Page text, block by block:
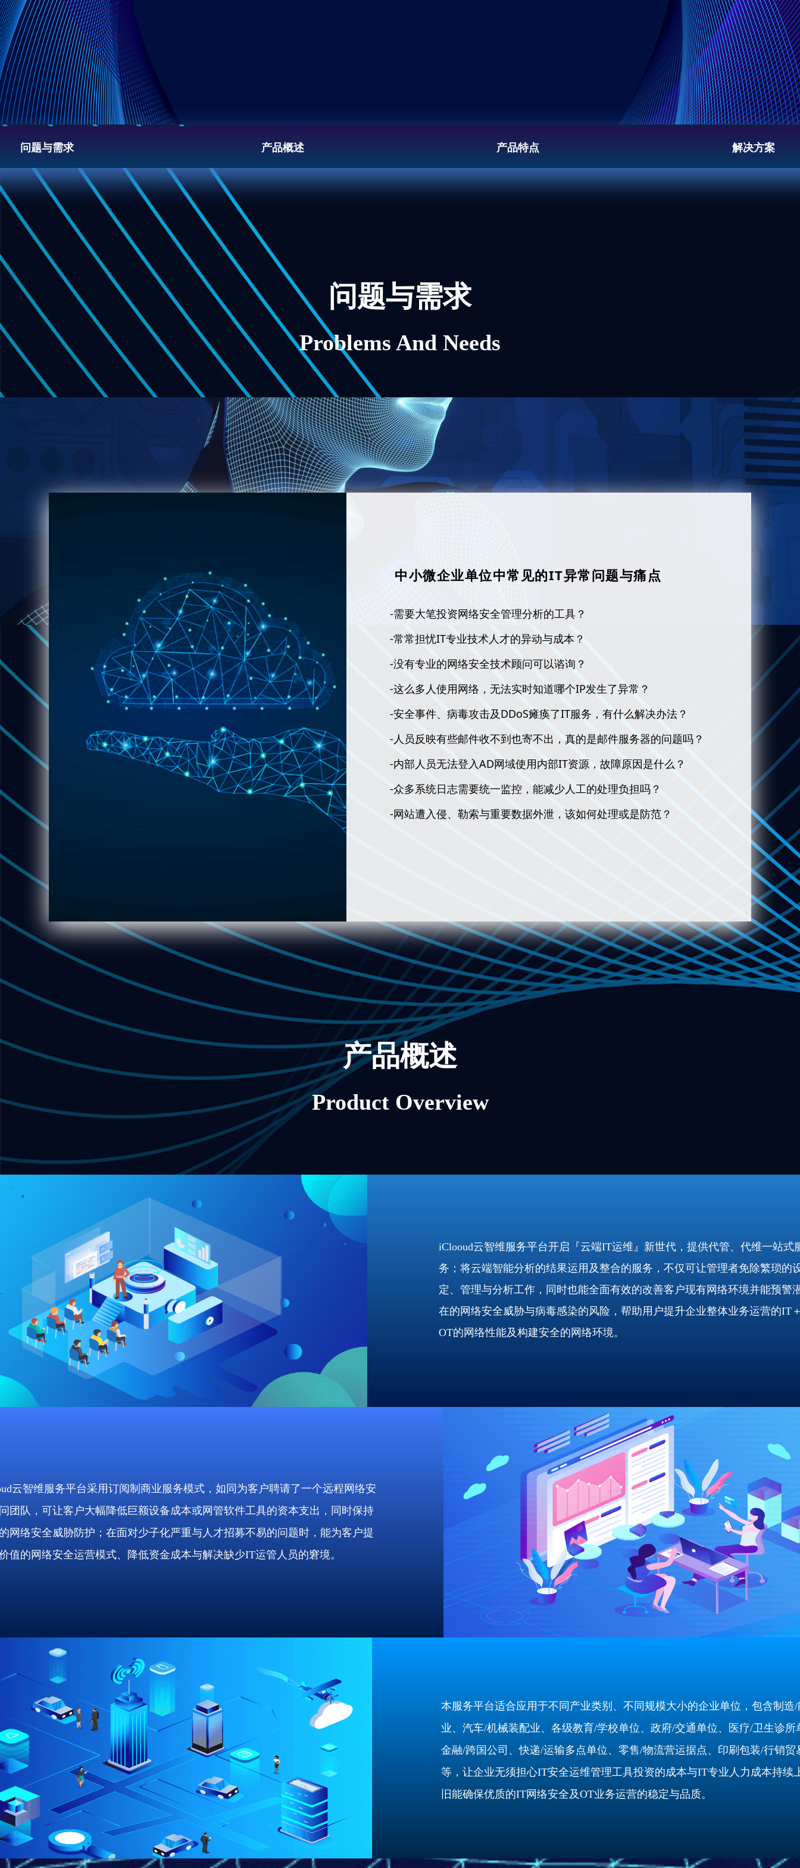
iClooud云智维服务平台开启『云端IT运维』新世代，提供代管、代维一站式
务；将云端智能分析的结果运用及整合的服务，不仅可让管理者免除繁琐的
定、管理与分析工作，同时也能全面有效的改善客户现有网络环境并能预警
在的网络安全威胁与病毒感染的风险，帮助用户提升企业整体业务运营的IT
OT的网络性能及构建安全的网络环境。
云智维服务平台采用订阅制商业服务模式，如同为客户聘请了一个远程网络安
团队，可让客户大幅降低巨额设备成本或网管软件工具的资本支出，同时保持
网络安全威胁防护；在面对少子化严重与人才招募不易的问题时，能为客户提
值的网络安全运营模式、降低资金成本与解决缺少IT运管人员的窘境。
本服务平台适合应用于不同产业类别、不同规模大小的企业单位，包含制造/
业、汽车/机械装配业、各级教育/学校单位、政府/交通单位、医疗/卫生诊所
金融/跨国公司、快递/运输多点单位、零售/物流营运据点、印刷包装/行销贸
等，让企业无须担心IT安全运维管理工具投资的成本与IT专业人力成本持续
旧能确保优质的IT网络安全及OT业务运营的稳定与品质。
问题与需求 产品概述 产品特点 解决方案
中小微企业单位中常见的IT异常问题与痛点
-需要大笔投资网络安全管理分析的工具？
-常常担忧IT专业技术人才的异动与成本？
-没有专业的网络安全技术顾问可以谘询？
-这么多人使用网络，无法实时知道哪个IP发生了异常？
-安全事件、病毒攻击及DDoS瘫痪了IT服务，有什么解决办法？
-人员反映有些邮件收不到也寄不出，真的是邮件服务器的问题吗？
-内部人员无法登入AD网域使用内部IT资源，故障原因是什么？
-众多系统日志需要统一监控，能减少人工的处理负担吗？
-网站遭入侵、勒索与重要数据外泄，该如何处理或是防范？
问题与需求
Problems And Needs
产品概述
Product Overview